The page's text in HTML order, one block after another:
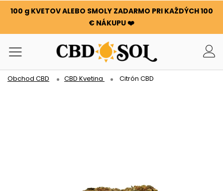
100 g KVETOV ALEBO SMOLY ZADARMO PRI KAŽDÝCH 100
€ NÁKUPU ❤️
Obchod CBD CBD Kvetina Citrón CBD